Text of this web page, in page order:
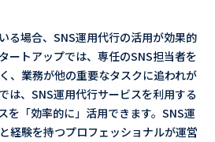
る場合、SNS運用代行の活用が効果的
ートアップでは、専任のSNS担当者を
、業務が他の重要なタスクに追われが
は、SNS運用代行サービスを利用する
を「効率的に」活用できます。SNS運
経験を持つプロフェッショナルが運営